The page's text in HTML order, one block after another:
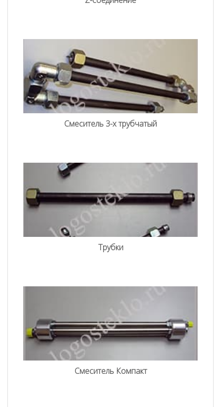
Cмеситель 3-х трубчатый
Трубки
Смеситель Компакт